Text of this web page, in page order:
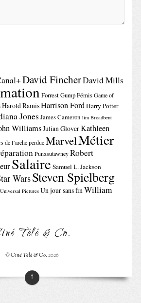
David FincherDavid Mills
Forrest GumpFémis Game of
Harold RamisHarrison FordHarry Potter
Jones James Cameron Jim Broadbent
WilliamsJulian GloverKathleen
de l’arche perdue MarvelMétier
Punxsutawney Robert
Salaire Samuel L. Jackson
WarsSteven Spielberg
Universal Pictures Un jour sans finWilliam
Télé & Co.
©Ciné Télé & Co.2026
↑